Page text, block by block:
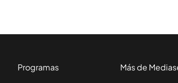
Programas Más de